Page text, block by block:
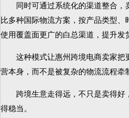
同时可通过系统化的渠道整合，
比多种国际物流方案，按产品类型、
使用覆盖面更广的白总渠道，提升发
这种模式让惠州跨境电商卖家把
营本身，而不是被复杂的物流流程牵
跨境生意走得远，不只是卖得好
得稳当。